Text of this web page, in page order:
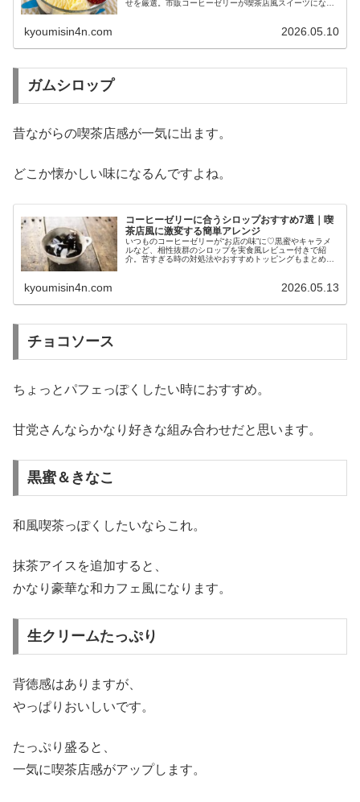
せを厳選。市販コーヒーゼリーが喫茶店風スイーツになる
kyoumisin4n.com 2026.05.10
ガムシロップ
昔ながらの喫茶店感が一気に出ます。
どこか懐かしい味になるんですよね。
コーヒーゼリーに合うシロップおすすめ7選｜喫
茶店風に激変する簡単アレンジ
いつものコーヒーゼリーが“お店の味”に♡黒蜜やキャラメ
ルなど、相性抜群のシロップを実食風レビュー付きで紹
介。苦すぎる時の対処法やおすすめトッピングもまとめま
kyoumisin4n.com 2026.05.13
チョコソース
ちょっとパフェっぽくしたい時におすすめ。
甘党さんならかなり好きな組み合わせだと思います。
黒蜜＆きなこ
和風喫茶っぽくしたいならこれ。
抹茶アイスを追加すると、
かなり豪華な和カフェ風になります。
生クリームたっぷり
背徳感はありますが、
やっぱりおいしいです。
たっぷり盛ると、
一気に喫茶店感がアップします。